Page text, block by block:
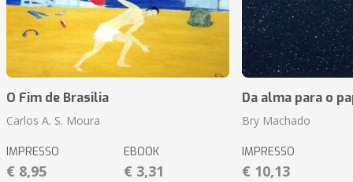
O Fim de Brasilia
Carlos A. S. Moura
IMPRESSO
€ 8,95
EBOOK
€ 3,31
Da alma para o
Bry Machado
IMPRESSO
€ 10,13